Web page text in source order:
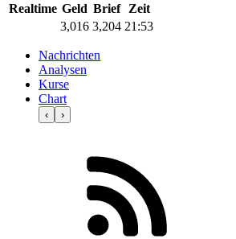
Realtime Geld Brief
Zeit
3,016 3,204 21:53
Nachrichten
Analysen
Kurse
Chart
‹ ›